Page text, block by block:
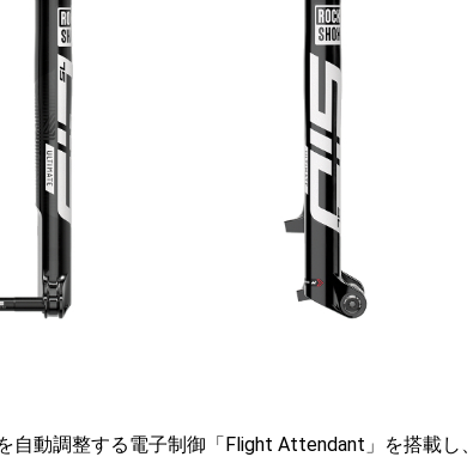
自動調整する電子制御「Flight Attendant」を搭載し